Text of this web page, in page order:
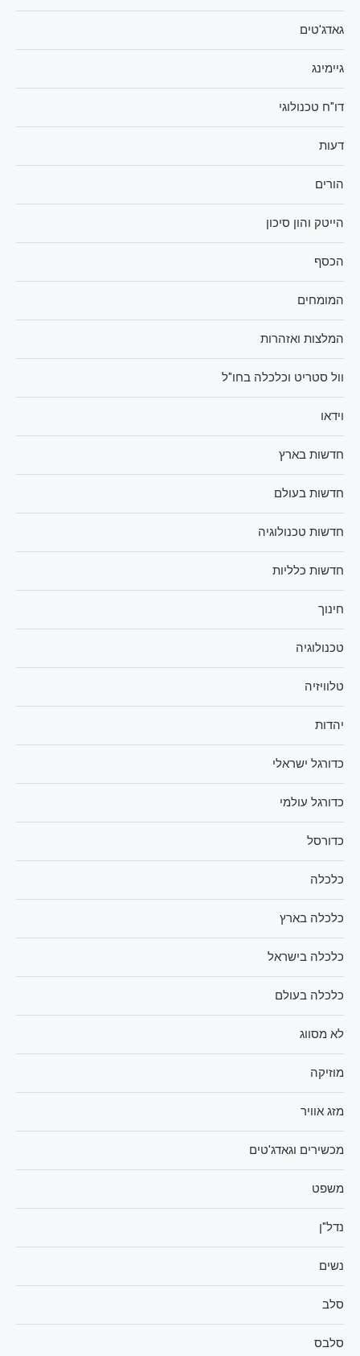
גאדג'טים
גיימינג
דו"ח טכנולוגי
דעות
הורים
הייטק והון סיכון
הכסף
המומחים
המלצות ואזהרות
וול סטריט וכלכלה בחו"ל
וידאו
חדשות בארץ
חדשות בעולם
חדשות טכנולוגיה
חדשות כלליות
חינוך
טכנולוגיה
טלוויזיה
יהדות
כדורגל ישראלי
כדורגל עולמי
כדורסל
כלכלה
כלכלה בארץ
כלכלה בישראל
כלכלה בעולם
לא מסווג
מוזיקה
מזג אוויר
מכשירים וגאדג'טים
משפט
נדל"ן
נשים
סלב
סלבס